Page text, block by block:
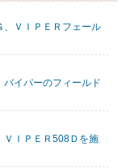
、ＶＩＰＥＲフェール
イパーのフィールド
ＶＩＰＥＲ508Ｄを施